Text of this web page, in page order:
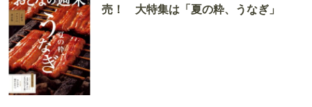
売！ 大特集は「夏の粋、うなぎ」